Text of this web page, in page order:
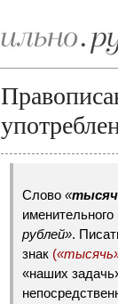
Слово «тысяч
рублей».
знак (
«наших